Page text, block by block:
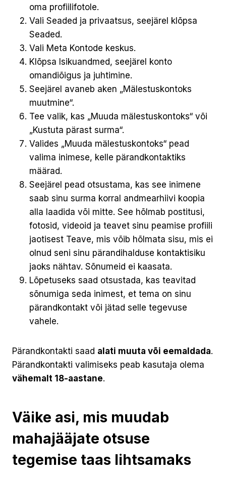
oma profiilifotole.
Vali Seaded ja privaatsus, seejärel klõpsa
Seaded.
Vali Meta Kontode keskus.
Klõpsa Isikuandmed, seejärel konto
omandiõigus ja juhtimine.
Seejärel avaneb aken „Mälestuskontoks
muutmine“.
Tee valik, kas „Muuda mälestuskontoks“ või
„Kustuta pärast surma“.
Valides „Muuda mälestuskontoks“ pead
valima inimese, kelle pärandkontaktiks
määrad.
Seejärel pead otsustama, kas see inimene
saab sinu surma korral andmearhiivi koopia
alla laadida või mitte. See hõlmab postitusi,
fotosid, videoid ja teavet sinu peamise profiili
jaotisest Teave, mis võib hõlmata sisu, mis ei
olnud seni sinu pärandihalduse kontaktisiku
jaoks nähtav. Sõnumeid ei kaasata.
Lõpetuseks saad otsustada, kas teavitad
sõnumiga seda inimest, et tema on sinu
pärandkontakt või jätad selle tegevuse
vahele.
Pärandkontakti saad alati muuta või eemaldada.
Pärandkontakti valimiseks peab kasutaja olema
vähemalt 18-aastane.
Väike asi, mis muudab
mahajääjate otsuse
tegemise taas lihtsamaks